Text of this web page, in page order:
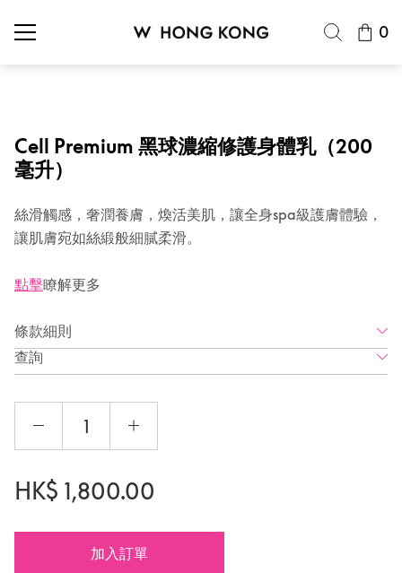
0
Cell Premium 黑球濃縮修護身體乳（200
毫升）
絲滑觸感，奢潤養膚，煥活美肌，讓全身spa級護膚體驗，
讓肌膚宛如絲緞般細膩柔滑。
點擊瞭解更多
條款細則
查詢
HK$ 1,800.00
加入訂單